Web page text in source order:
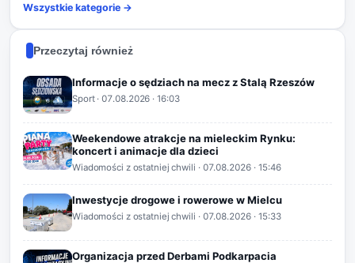
Wszystkie kategorie →
Przeczytaj również
Informacje o sędziach na mecz z Stalą Rzeszów
Sport·07.08.2026 · 16:03
Weekendowe atrakcje na mieleckim Rynku:
koncert i animacje dla dzieci
Wiadomości z ostatniej chwili · 07.08.2026· 15:46
Inwestycje drogowe i rowerowe w Mielcu
Wiadomości z ostatniej chwili · 07.08.2026· 15:33
Organizacja przed Derbami Podkarpacia